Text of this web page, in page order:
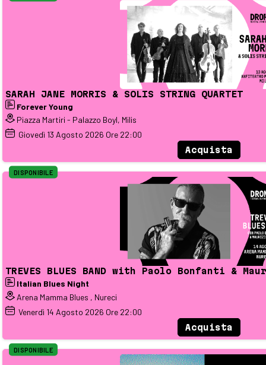
SARAH JANE MORRIS & SOLIS STRING QUARTET
Forever Young
Piazza Martiri - Palazzo Boyl, Milis
Giovedì 13 Agosto 2026 Ore 22:00
Acquista
TREVES BLUES BAND with Paolo Bonfanti &
Italian Blues Night
Arena Mamma Blues , Nureci
Venerdì 14 Agosto 2026 Ore 22:00
DISPONIBILE
Acquista
DISPONIBILE